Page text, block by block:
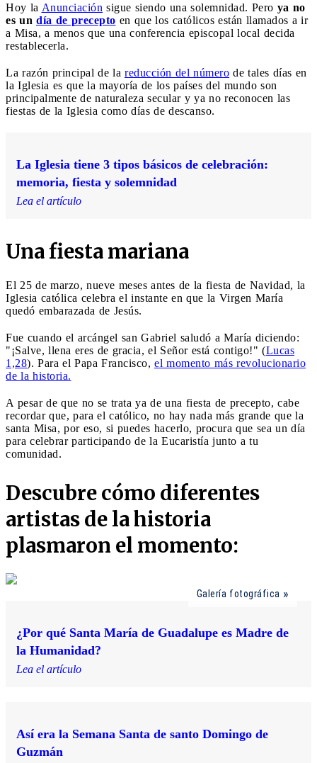
Hoy la Anunciación sigue siendo una solemnidad. Pero ya no
es un día de precepto en que los católicos están llamados a ir
a Misa, a menos que una conferencia episcopal local decida
restablecerla.
La razón principal de la reducción del número de tales días en
la Iglesia es que la mayoría de los países del mundo son
principalmente de naturaleza secular y ya no reconocen las
fiestas de la Iglesia como días de descanso.
La Iglesia tiene 3 tipos básicos de celebración:
memoria, fiesta y solemnidad
Lea el artículo
Una fiesta mariana
El 25 de marzo, nueve meses antes de la fiesta de Navidad, la
Iglesia católica celebra el instante en que la Virgen María
quedó embarazada de Jesús.
Fue cuando el arcángel san Gabriel saludó a María diciendo:
"¡Salve, llena eres de gracia, el Señor está contigo!" (Lucas
1,28). Para el Papa Francisco, el momento más revolucionario
de la historia.
A pesar de que no se trata ya de una fiesta de precepto, cabe
recordar que, para el católico, no hay nada más grande que la
santa Misa, por eso, si puedes hacerlo, procura que sea un día
para celebrar participando de la Eucaristía junto a tu
comunidad.
Descubre cómo diferentes
artistas de la historia
plasmaron el momento:
Galería fotográfica
¿Por qué Santa María de Guadalupe es Madre de
la Humanidad?
Lea el artículo
Así era la Semana Santa de santo Domingo de
Guzmán